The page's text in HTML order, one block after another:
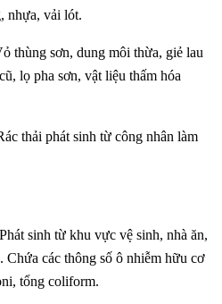
nhựa, vải lót.
thùng sơn, dung môi thừa, giẻ lau
lọ pha sơn, vật liệu thấm hóa
thải phát sinh từ công nhân làm
Phát sinh từ khu vực vệ sinh, nhà ăn,
Chứa các thông số ô nhiễm hữu cơ
tổng coliform.